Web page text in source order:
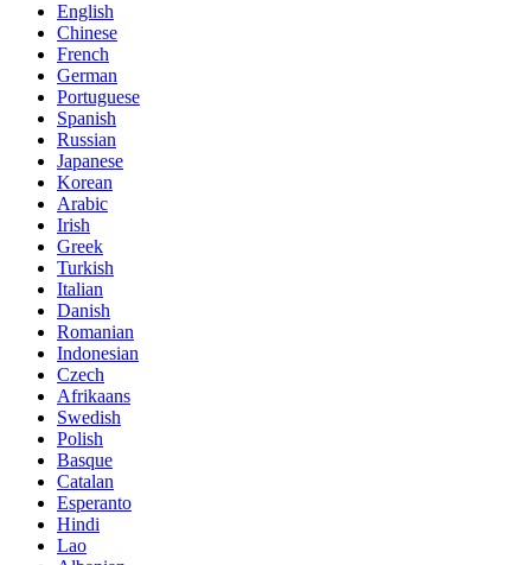
English
Chinese
French
German
Portuguese
Spanish
Russian
Japanese
Korean
Arabic
Irish
Greek
Turkish
Italian
Danish
Romanian
Indonesian
Czech
Afrikaans
Swedish
Polish
Basque
Catalan
Esperanto
Hindi
Lao